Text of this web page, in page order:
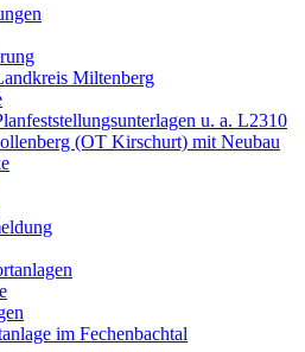
Miltenberg
u. a. L2310
(OT Kirschurt) mit Neubau
im Fechenbachtal